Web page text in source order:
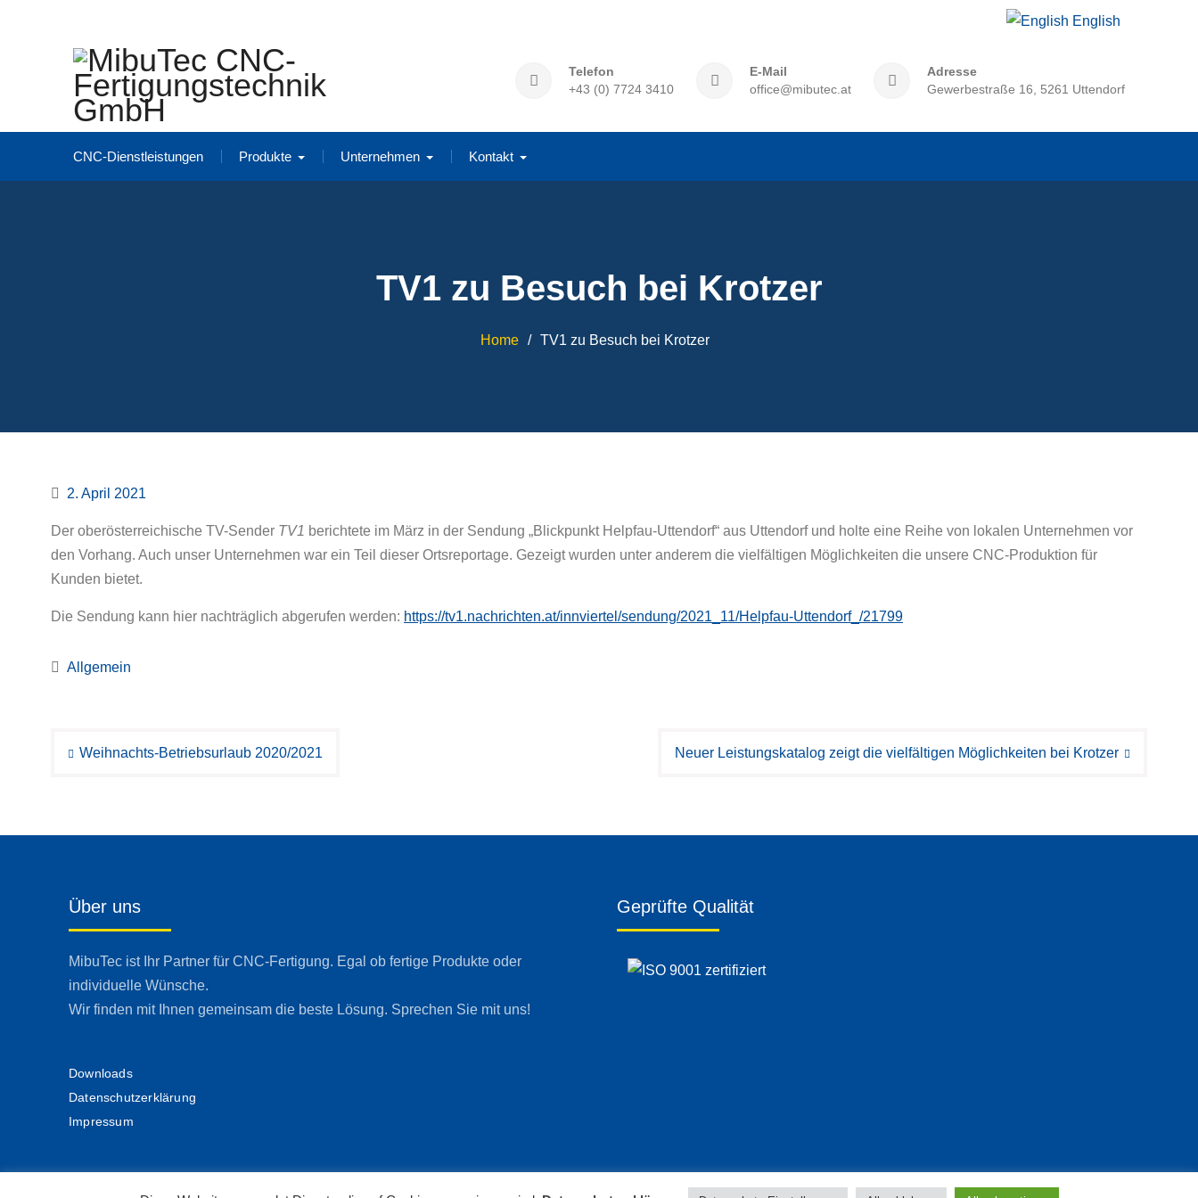
English
Telefon
+43 (0) 7724 3410
E-Mail
office@mibutec.at
Adresse
Gewerbestraße 16, 5261 Uttendorf
CNC-Dienstleistungen Produkte Unternehmen Kontakt
TV1 zu Besuch bei Krotzer
Home TV1 zu Besuch bei Krotzer
2. April 2021
Der oberösterreichische TV-Sender TV1 berichtete im März in der Sendung „Blickpunkt Helpfau-Uttendorf“ aus Uttendorf und holte eine Reihe von lokalen Unternehmen vor
den Vorhang. Auch unser Unternehmen war ein Teil dieser Ortsreportage. Gezeigt wurden unter anderem die vielfältigen Möglichkeiten die unsere CNC-Produktion für
Kunden bietet.
Die Sendung kann hier nachträglich abgerufen werden: https://tv1.nachrichten.at/innviertel/sendung/2021_11/Helpfau-Uttendorf_/21799
Allgemein
Beitragsnavigation
Weihnachts-Betriebsurlaub 2020/2021 Neuer Leistungskatalog zeigt die vielfältigen Möglichkeiten bei Krotzer
Über uns
MibuTec ist Ihr Partner für CNC-Fertigung. Egal ob fertige Produkte oder
individuelle Wünsche.
Wir finden mit Ihnen gemeinsam die beste Lösung. Sprechen Sie mit uns!
Downloads
Datenschutzerklärung
Impressum
Geprüfte Qualität